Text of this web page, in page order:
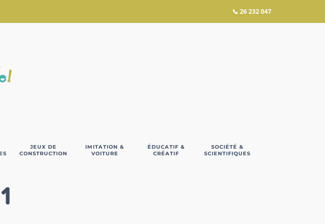
📞 26 232 047
JEUX DE
CONSTRUCTION
IMITATION &
VOITURE
ÉDUCATIF &
CRÉATIF
SOCIÉTÉ &
SCIENTIFIQUES